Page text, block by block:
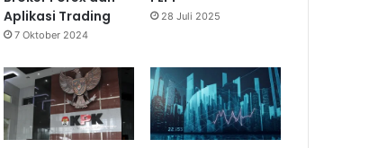
Aplikasi Trading
7 Oktober 2024
28 Juli 2025